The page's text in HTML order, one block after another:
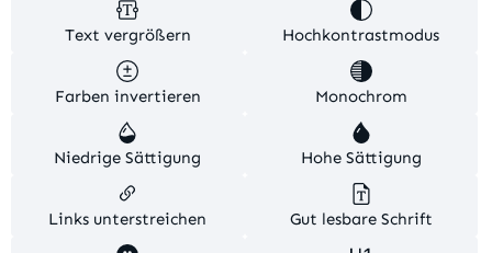
Alle Preise inkl. gesetzl. Mehrwertsteuer zzgl.
Versandkosten . Alle Artikelangaben sind
Herstellerangaben und ohne Gewähr.
© 2026 MKV24 – Alle Rechte vorbehalten. Theme by
TC-Innovations
Text vergrößern Hochkontrastmodus
Farben invertieren Monochrom
Niedrige Sättigung Hohe Sättigung
Links unterstreichen Gut lesbare Schrift